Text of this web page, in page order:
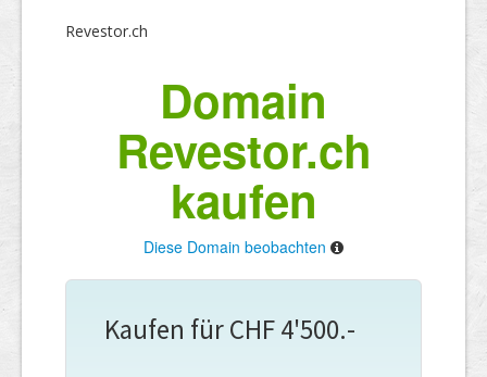
Revestor.ch
Domain
Revestor.ch
kaufen
Diese Domain beobachten
Kaufen für CHF 4'500.-